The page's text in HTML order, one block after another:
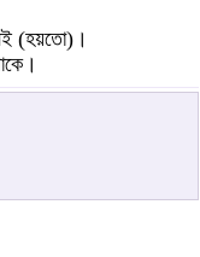
(হয়তো)।